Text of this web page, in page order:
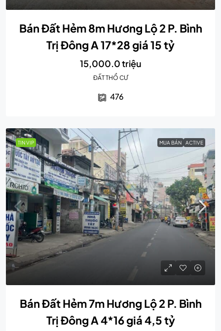
Bán Đất Hẻm 8m Hương Lộ 2 P. Bình
Trị Đông A 17*28 giá 15 tỷ
15,000.0 triệu
ĐẤT THỔ CƯ
476
TIN VIP MUA BÁN ACTIVE
Bán Đất Hẻm 7m Hương Lộ 2 P. Bình
Trị Đông A 4*16 giá 4,5 tỷ